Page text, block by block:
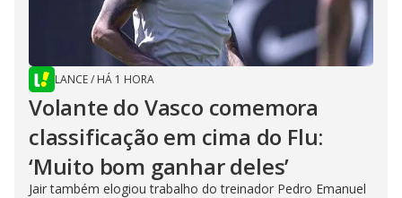
LANCE/ HÁ 1 HORA
Volante do Vasco comemora
classificação em cima do Flu:
‘Muito bom ganhar deles’
Jair também elogiou trabalho do treinador Pedro Emanuel